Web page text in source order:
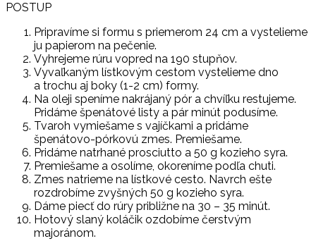
POSTUP
Pripravíme si formu s priemerom 24 cm a vystelieme
ju papierom na pečenie.
Vyhrejeme rúru vopred na 190 stupňov.
Vyvaľkaným lístkovým cestom vystelieme dno
a trochu aj boky (1-2 cm) formy.
Na oleji speníme nakrájaný pór a chvíľku restujeme.
Pridáme špenátové listy a pár minút podusíme.
Tvaroh vymiešame s vajíčkami a pridáme
špenátovo-pórkovú zmes. Premiešame.
Pridáme natrhané prosciutto a 50 g kozieho syra.
Premiešame a osolíme, okoreníme podľa chuti.
Zmes natrieme na lístkové cesto. Navrch ešte
rozdrobíme zvyšných 50 g kozieho syra.
Dáme piecť do rúry približne na 30 – 35 minút.
Hotový slaný koláčik ozdobíme čerstvým
majoránom.